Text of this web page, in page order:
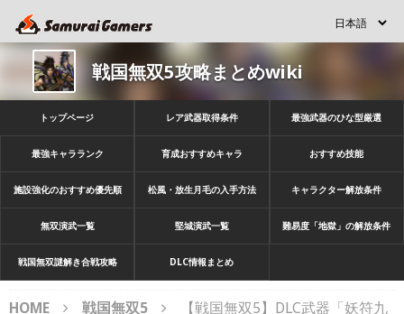
戦国無双5攻略まとめwiki
トップページ レア武器取得条件 最強武器のひな型厳選
最強キャラランク 育成おすすめキャラ おすすめ技能
施設強化のおすすめ優先順 松風・放生月毛の入手方法 キャラクター解放条件
無双演武一覧 堅城演武一覧 難易度「地獄」の解放条件
戦国無双謎解き合戦攻略 DLC情報まとめ
HOME 戦国無双5
【戦国無双5】DLC武器「妖符九